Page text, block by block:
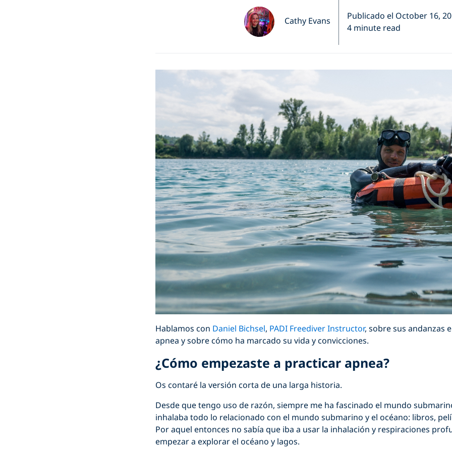
Cathy Evans
Publicado el October 16,
4 minute read
Hablamos con Daniel Bichsel, PADI Freediver Instructor, sobre sus andanzas
apnea y sobre cómo ha marcado su vida y convicciones.
¿Cómo empezaste a practicar apnea?
Os contaré la versión corta de una larga historia.
Desde que tengo uso de razón, siempre me ha fascinado el mundo
inhalaba todo lo relacionado con el mundo submarino y el océano: libros,
Por aquel entonces no sabía que iba a usar la inhalación y respiraciones
empezar a explorar el océano y lagos.